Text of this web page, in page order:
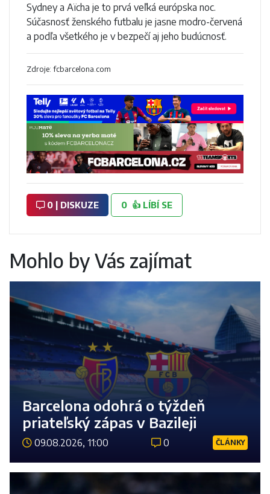
Sydney a Aïcha je to prvá veľká európska noc.
Súčasnosť ženského futbalu je jasne modro-červená
a podľa všetkého je v bezpečí aj jeho budúcnosť.
Zdroje: fcbarcelona.com
0 | DISKUZE 0 👍 LÍBÍ SE
Mohlo by Vás zajímat
Barcelona odohrá o týždeň
priateľský zápas v Bazileji
09.08.2026, 11:00 0 ČLÁNKY